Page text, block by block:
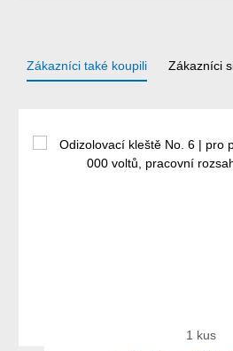
Zákazníci také koupili Zákazníci
1 kus